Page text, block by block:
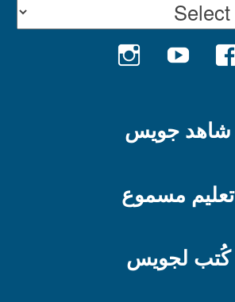
FACEBOOK
YOUTUBE
شاهد جويس
تعليم مسموع
كُتب لجويس